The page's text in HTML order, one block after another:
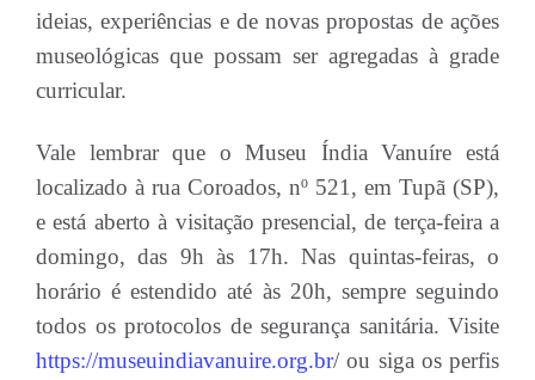
ideias, experiências e de novas propostas de ações
museológicas que possam ser agregadas à grade
curricular.
Vale lembrar que o Museu Índia Vanuíre está
localizado à rua Coroados, nº 521, em Tupã (SP),
e está aberto à visitação presencial, de terça-feira a
domingo, das 9h às 17h. Nas quintas-feiras, o
horário é estendido até às 20h, sempre seguindo
todos os protocolos de segurança sanitária. Visite
https://museuindiavanuire.org.br/ ou siga os perfis